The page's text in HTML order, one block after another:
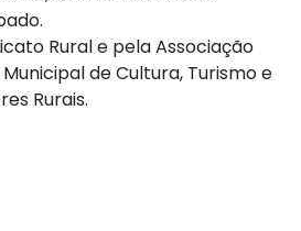
Rural e pela Associação
de Cultura, Turismo e
Rurais.